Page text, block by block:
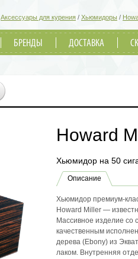
Аксессуары для курения / Хьюмидоры /
БРЕНДЫ ДОСТАВКА
Howard
Хьюмидор на 50
Описание
Хьюмидор премиум-
Howard Miller —
Массивное изделие со
качественным
дерева (Ebony) из
лаком. Внутренняя